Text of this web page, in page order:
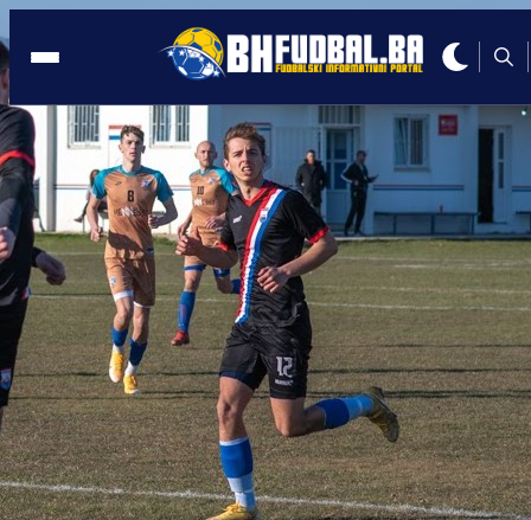
ČAPLJINA
21:54, 06.04.2026
Herojski potez na terenu: Robert
spasio život suigraču nakon
starta